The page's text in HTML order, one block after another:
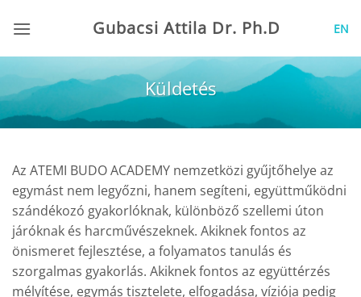
Gubacsi Attila Dr. Ph.D EN
Küldetés
Az ATEMI BUDO ACADEMY nemzetközi gyűjtőhelye az
egymást nem legyőzni, hanem segíteni, együttműködni
szándékozó gyakorlóknak, különböző szellemi úton
járóknak és harcművészeknek. Akiknek fontos az
önismeret fejlesztése, a folyamatos tanulás és
szorgalmas gyakorlás. Akiknek fontos az együttérzés
mélyítése, egymás tisztelete, elfogadása, víziója pedig